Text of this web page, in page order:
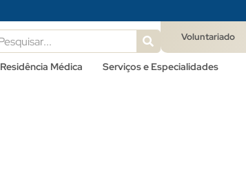
Voluntariado
Residência Médica Serviços e Especialidades